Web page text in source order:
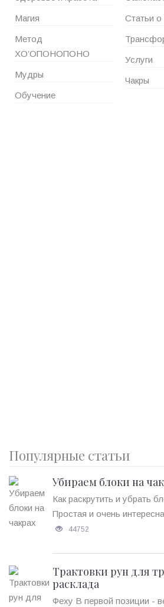
Магия
Метод
ХО’ОПОНОПОНО
Мудры
Обучение
Статьи о
Услуги
Чакры
Популярные статьи
Убираем блоки на
Как раскрутить и убрать
Простая и очень
44752
Трактовки рун для
расклада
Феху В первой позиции -